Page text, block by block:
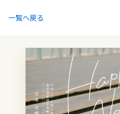
一覧へ戻る